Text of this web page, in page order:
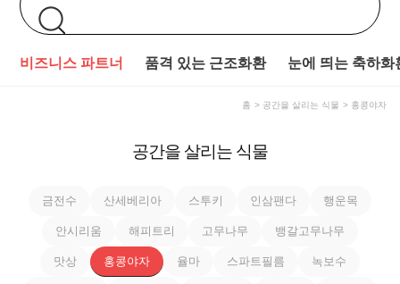
비즈니스 파트너 품격 있는 근조화환 눈에 띄는 축하화
홈 공간을 살리는 식물 홍콩야자
공간을 살리는 식물
금전수 산세베리아 스투키 인삼팬다 행운목
안시리움 해피트리 고무나무 뱅갈고무나무
맛상 홍콩야자 율마 스파트필름 녹보수